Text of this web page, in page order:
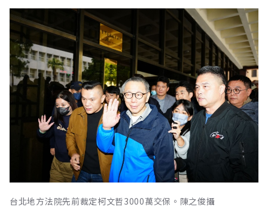
台北地方法院先前裁定柯文哲3000萬交保。陳之俊攝